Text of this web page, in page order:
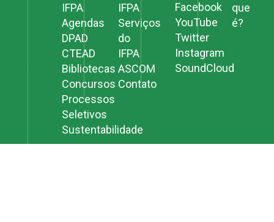
IFPA
Agendas
DPAD
CTEAD
Bibliotecas
Concursos
Processos
Seletivos
Sustentabilidade
IFPA
Serviços
do
IFPA
ASCOM
Contato
Facebook
YouTube
Twitter
Instagram
SoundCloud
que
é?